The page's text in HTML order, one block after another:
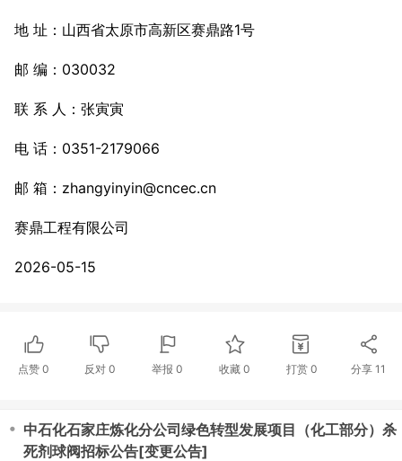
地 址：山西省太原市高新区赛鼎路1号
邮 编：030032
联 系 人：张寅寅
电 话：0351-2179066
邮 箱：zhangyinyin@cncec.cn
赛鼎工程有限公司
2026-05-15
点赞 0 反对0 举报 0 收藏 0 打赏 0 分享11
・ 中石化石家庄炼化分公司绿色转型发展项目（化工部分）杀
死剂球阀招标公告[变更公告]